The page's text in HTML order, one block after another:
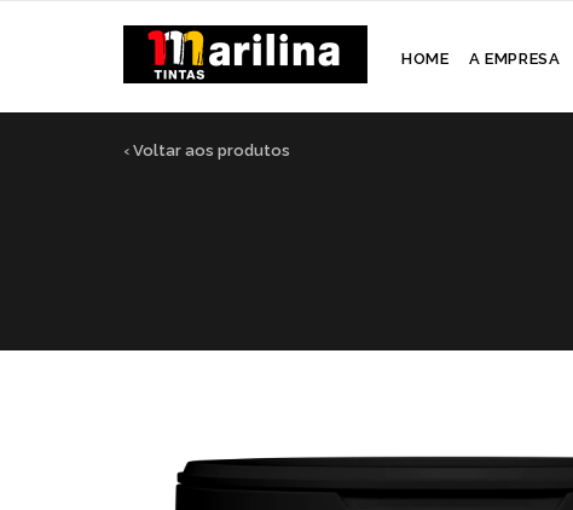
HOME A EMPRESA
‹ Voltar aos produtos